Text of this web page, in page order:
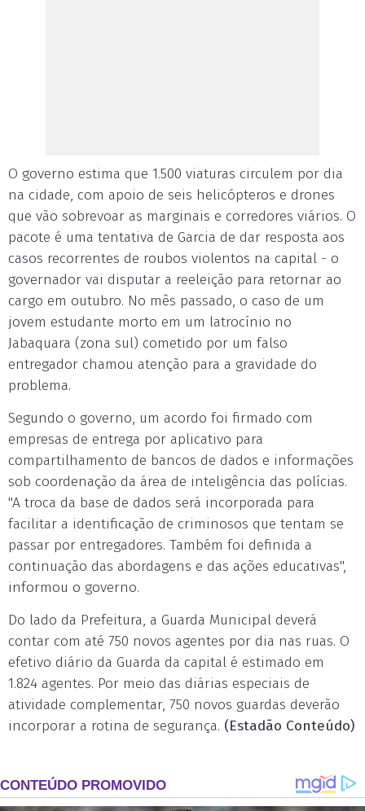
O governo estima que 1.500 viaturas circulem por dia
na cidade, com apoio de seis helicópteros e drones
que vão sobrevoar as marginais e corredores viários. O
pacote é uma tentativa de Garcia de dar resposta aos
casos recorrentes de roubos violentos na capital - o
governador vai disputar a reeleição para retornar ao
cargo em outubro. No mês passado, o caso de um
jovem estudante morto em um latrocínio no
Jabaquara (zona sul) cometido por um falso
entregador chamou atenção para a gravidade do
problema.
Segundo o governo, um acordo foi firmado com
empresas de entrega por aplicativo para
compartilhamento de bancos de dados e informações
sob coordenação da área de inteligência das polícias.
"A troca da base de dados será incorporada para
facilitar a identificação de criminosos que tentam se
passar por entregadores. Também foi definida a
continuação das abordagens e das ações educativas",
informou o governo.
Do lado da Prefeitura, a Guarda Municipal deverá
contar com até 750 novos agentes por dia nas ruas. O
efetivo diário da Guarda da capital é estimado em
1.824 agentes. Por meio das diárias especiais de
atividade complementar, 750 novos guardas deverão
incorporar a rotina de segurança. (Estadão Conteúdo)